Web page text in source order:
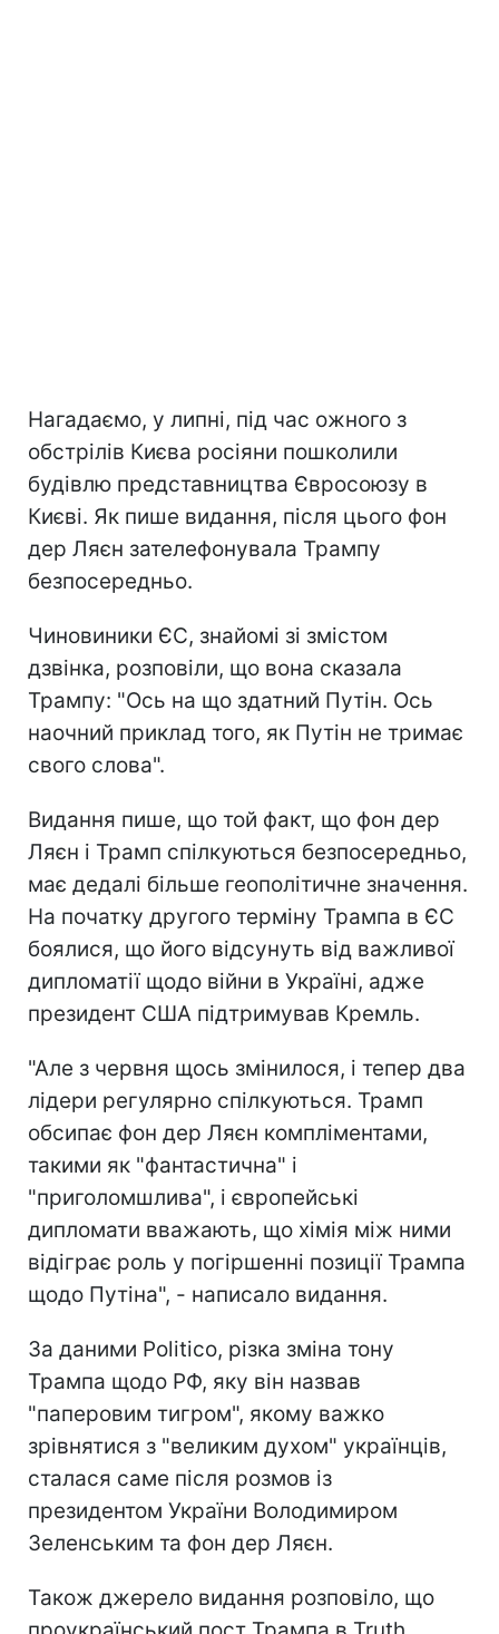
Нагадаємо, у липні, під час ожного з
обстрілів Києва росіяни пошколили
будівлю представництва Євросоюзу в
Києві. Як пише видання, після цього фон
дер Ляєн зателефонувала Трампу
безпосередньо.
Чиновиники ЄС, знайомі зі змістом
дзвінка, розповіли, що вона сказала
Трампу: "Ось на що здатний Путін. Ось
наочний приклад того, як Путін не тримає
свого слова".
Видання пише, що той факт, що фон дер
Ляєн і Трамп спілкуються безпосередньо,
має дедалі більше геополітичне значення.
На початку другого терміну Трампа в ЄС
боялися, що його відсунуть від важливої
дипломатії щодо війни в Україні, адже
президент США підтримував Кремль.
"Але з червня щось змінилося, і тепер два
лідери регулярно спілкуються. Трамп
обсипає фон дер Ляєн компліментами,
такими як "фантастична" і
"приголомшлива", і європейські
дипломати вважають, що хімія між ними
відіграє роль у погіршенні позиції Трампа
щодо Путіна", - написало видання.
За даними Politico, різка зміна тону
Трампа щодо РФ, яку він назвав
"паперовим тигром", якому важко
зрівнятися з "великим духом" українців,
сталася саме після розмов із
президентом України Володимиром
Зеленським та фон дер Ляєн.
Також джерело видання розповіло, що